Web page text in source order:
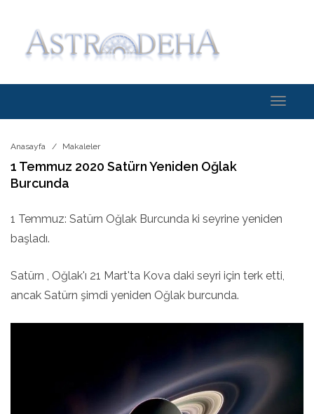
Toggle
Anasayfa Makaleler
1 Temmuz 2020 Satürn Yeniden Oğlak
Burcunda
1 Temmuz: Satürn Oğlak Burcunda ki seyrine yeniden
başladı.
Satürn , Oğlak'ı 21 Mart'ta Kova daki seyri için terk etti,
ancak Satürn şimdi yeniden Oğlak burcunda.